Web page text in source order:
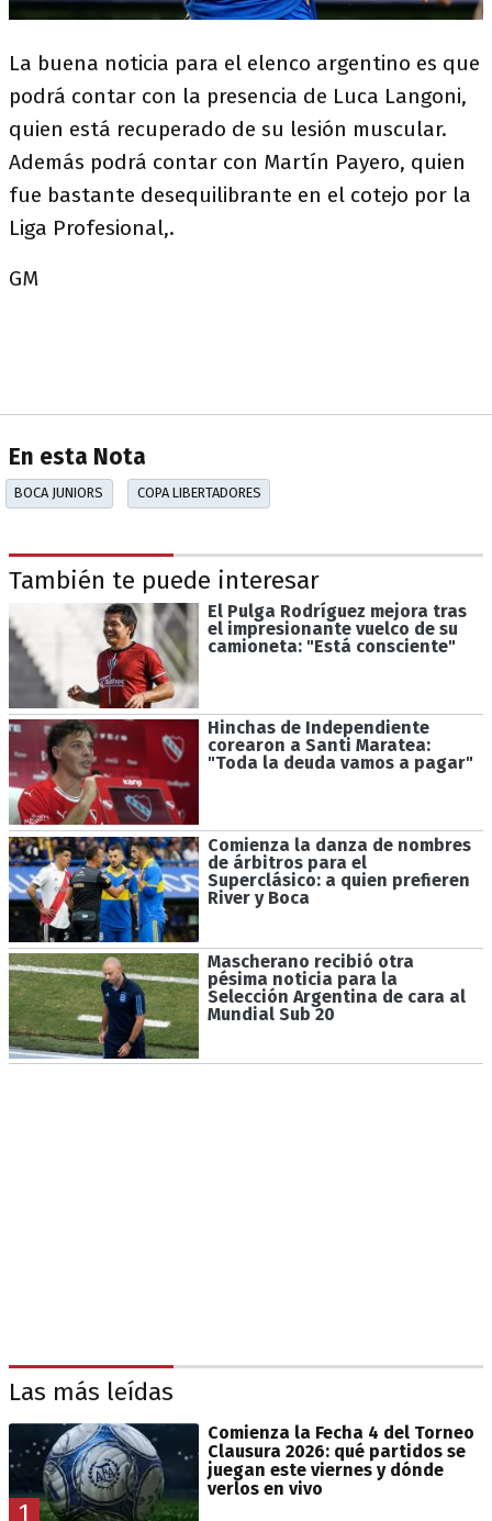
La buena noticia para el elenco argentino es que
podrá contar con la presencia de Luca Langoni,
quien está recuperado de su lesión muscular.
Además podrá contar con Martín Payero, quien
fue bastante desequilibrante en el cotejo por la
Liga Profesional,.
GM
En esta Nota
BOCA JUNIORS COPA LIBERTADORES
También te puede interesar
El Pulga Rodríguez mejora tras
el impresionante vuelco de su
camioneta: "Está consciente"
Hinchas de Independiente
corearon a Santi Maratea:
"Toda la deuda vamos a pagar"
Comienza la danza de nombres
de árbitros para el
Superclásico: a quien prefieren
River y Boca
Mascherano recibió otra
pésima noticia para la
Selección Argentina de cara al
Mundial Sub 20
Las más leídas
1
Comienza la Fecha 4 del Torneo
Clausura 2026: qué partidos se
juegan este viernes y dónde
verlos en vivo